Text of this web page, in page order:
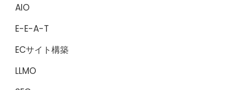
AIO
E-E-A-T
ECサイト構築
LLMO